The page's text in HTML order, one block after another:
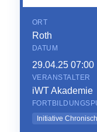
ORT
Roth
DATUM
29.04.25 07:00
VERANSTALTER
iWT Akademie
Initiative